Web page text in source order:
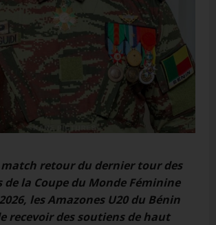
retour du dernier tour des
la Coupe du Monde Féminine
les Amazones U20 du Bénin
recevoir des soutiens de haut